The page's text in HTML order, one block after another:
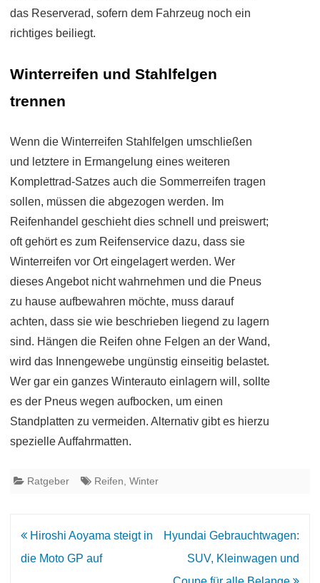
das Reserverad, sofern dem Fahrzeug noch ein
richtiges beiliegt.
Winterreifen und Stahlfelgen
trennen
Wenn die Winterreifen Stahlfelgen umschließen
und letztere in Ermangelung eines weiteren
Komplettrad-Satzes auch die Sommerreifen tragen
sollen, müssen die abgezogen werden. Im
Reifenhandel geschieht dies schnell und preiswert;
oft gehört es zum Reifenservice dazu, dass sie
Winterreifen vor Ort eingelagert werden. Wer
dieses Angebot nicht wahrnehmen und die Pneus
zu hause aufbewahren möchte, muss darauf
achten, dass sie wie beschrieben liegend zu lagern
sind. Hängen die Reifen ohne Felgen an der Wand,
wird das Innengewebe ungünstig einseitig belastet.
Wer gar ein ganzes Winterauto einlagern will, sollte
es der Pneus wegen aufbocken, um einen
Standplatten zu vermeiden. Alternativ gibt es hierzu
spezielle Auffahrmatten.
Ratgeber Reifen Winter
Beitrags-
Navigation
Hiroshi Aoyama steigt in
die Moto GP auf
Hyundai Gebrauchtwagen:
SUV, Kleinwagen und